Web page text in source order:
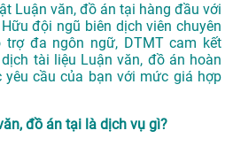
Luận văn, đồ án tại hàng đầu với
đội ngũ biên dịch viên chuyên
đa ngôn ngữ, DTMT cam kết
tài liệu Luận văn, đồ án hoàn
yêu cầu của bạn với mức giá hợp
đồ án tại là dịch vụ gì?